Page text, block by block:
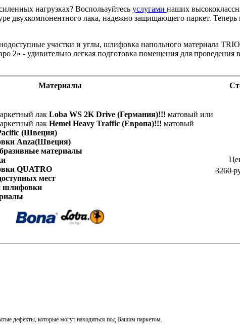
нагрузках? Воспользуйтесь услугами наших
двухкомпонентного лака, надежно защищающего паркет.
участки и углы, шлифовка напольного материала
2» - удивительно легкая подготовка помещения для
Материалы
лак Loba WS 2K Drive (Германия)!!! матовый или
лак Hemel Heavy Traffic (Европа)!!! матовый
(Швеция)
Anza(Швеция)
материалы
QUATRO
мест
шлифовки
3260
дефекты, которые могут находиться под Вашим паркетом.